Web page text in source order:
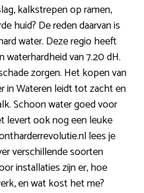
kalkstrepen op ramen,
huid? De reden daarvan is
water. Deze regio heeft
van 7.20 dH.
zorgen. Het kopen van
in Wateren leidt tot zacht en
Schoon water goed voor
levert ook nog een leuke
lees je
verschillende soorten
installaties zijn er, hoe
en wat kost het me?